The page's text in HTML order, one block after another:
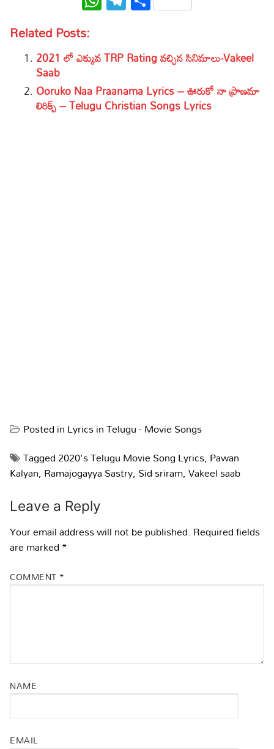
Related Posts:
2021 లో ఎక్కువ TRP Rating వచ్చిన సినిమాలు-Vakeel
Saab
Ooruko Naa Praanama Lyrics – ఊరుకో నా ప్రాణమా
లిరిక్స్ – Telugu Christian Songs Lyrics
Posted inLyrics in Telugu - Movie Songs
Tagged2020's Telugu Movie Song Lyrics, Pawan
Kalyan, Ramajogayya Sastry, Sid sriram,Vakeel saab
Leave a Reply
Your email address will not be published. Required fields
are marked*
COMMENT *
NAME
EMAIL